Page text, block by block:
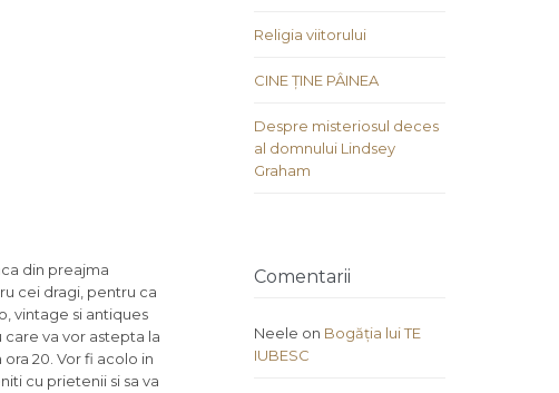
din preajma
cei dragi, pentru ca
vintage si antiques
va vor astepta la
20. Vor fi acolo in
cu prietenii si sa va
Religia viitorului
CINE ȚINE PÂINEA
Despre misteriosul deces
al domnului Lindsey
Graham
Comentarii
Neele on Bogăția lui TE
IUBESC